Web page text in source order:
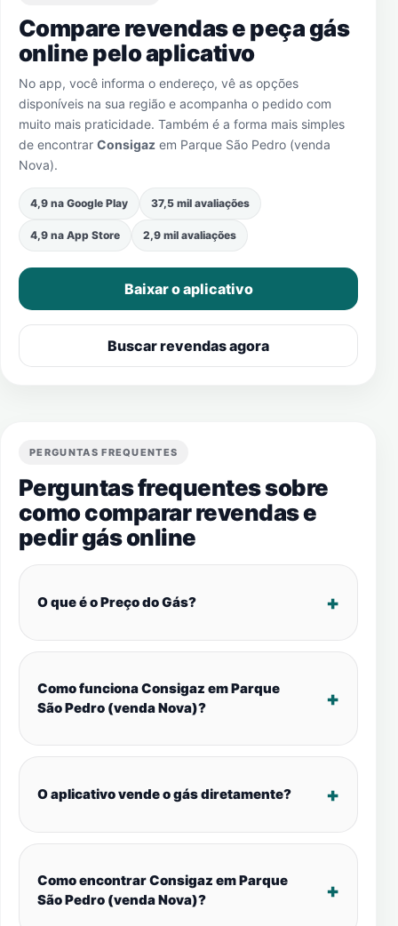
Compare revendas e peça gás
online pelo aplicativo
No app, você informa o endereço, vê as opções
disponíveis na sua região e acompanha o pedido com
muito mais praticidade. Também é a forma mais simples
de encontrar Consigaz em Parque São Pedro (venda
Nova).
4,9 na Google Play 37,5 mil avaliações
4,9 na App Store 2,9 mil avaliações
Baixar o aplicativo
Buscar revendas agora
PERGUNTAS FREQUENTES
Perguntas frequentes sobre
como comparar revendas e
pedir gás online
O que é o Preço do Gás?
Como funciona Consigaz em Parque
São Pedro (venda Nova)?
O aplicativo vende o gás diretamente?
Como encontrar Consigaz em Parque
São Pedro (venda Nova)?